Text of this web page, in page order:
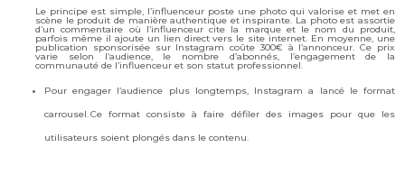
Le principe est simple, l’influenceur poste une photo qui valorise et met en
scène le produit de manière authentique et inspirante. La photo est assortie
d’un commentaire où l’influenceur cite la marque et le nom du produit,
parfois même il ajoute un lien direct vers le site internet. En moyenne, une
publication sponsorisée sur Instagram coûte 300€ à l’annonceur. Ce prix
varie selon l’audience, le nombre d’abonnés, l’engagement de la
communauté de l’influenceur et son statut professionnel.
Pour engager l’audience plus longtemps, Instagram a lancé le format
carrousel. Ce format consiste à faire défiler des images pour que les
utilisateurs soient plongés dans le contenu.